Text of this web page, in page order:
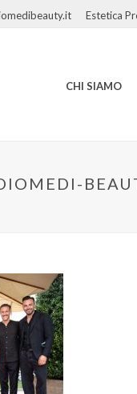
Estetica
CHI SIAMO